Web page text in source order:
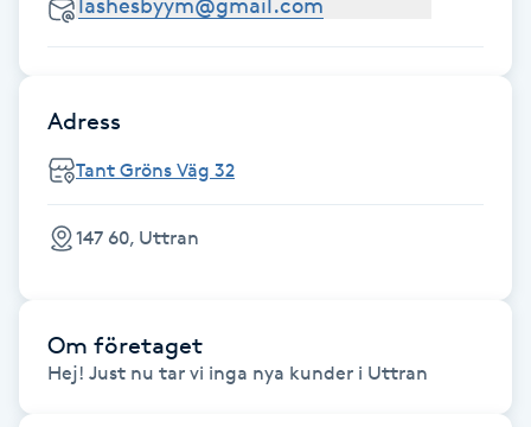
Fransrengöring
Frekvensterapi
Friskvårdsmassage
Funktionsanalys
Färgning
Adress
Tant Gröns Väg 32
147 60, Uttran
Om företaget
Hej! Just nu tar vi inga nya kunder i Uttran